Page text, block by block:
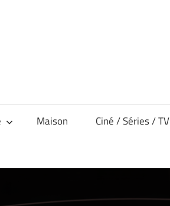
Maison Ciné / Séries / TV